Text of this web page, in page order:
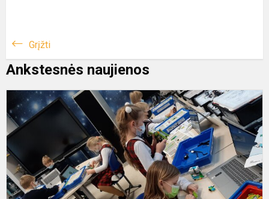
Grįžti
Ankstesnės naujienos